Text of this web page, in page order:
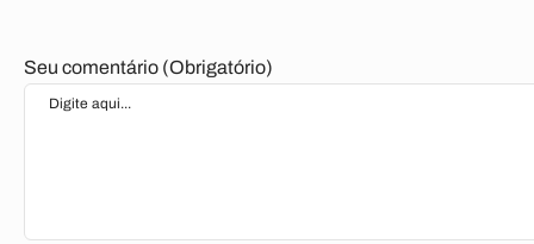
Seu comentário (Obrigatório)